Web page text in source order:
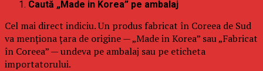
Caută „Made in Korea” pe ambalaj
Cel mai direct indiciu. Un produs fabricat în Coreea de Sud
va menționa țara de origine — „Made in Korea” sau „Fabricat
în Coreea” — undeva pe ambalaj sau pe eticheta
importatorului.